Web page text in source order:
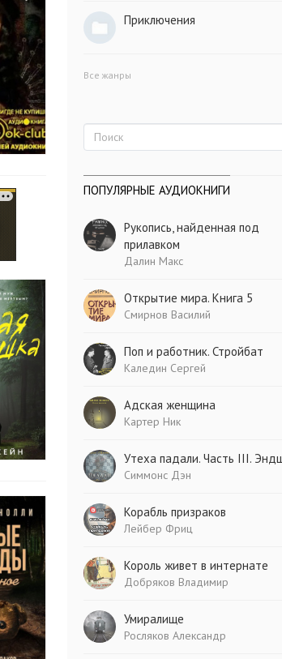
Приключения
Все жанры
ПОПУЛЯРНЫЕ АУДИОКНИГИ
Рукопись, найденная под
прилавком
Далин Макс
Открытие мира. Книга 5
Смирнов Василий
Поп и работник. Стройбат
Каледин Сергей
Адская женщина
Картер Ник
Утеха падали. Часть III.
Симмонс Дэн
Корабль призраков
Лейбер Фриц
Король живет в интернате
Добряков Владимир
Умиралище
Росляков Александр